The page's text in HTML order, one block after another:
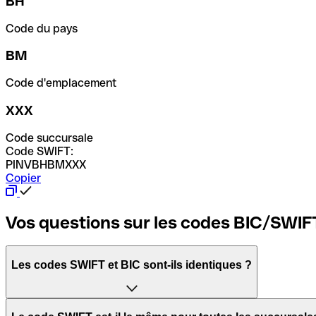
Code du pays
BM
Code d'emplacement
XXX
Code succursale
Code SWIFT:
PINVBHBMXXX
Copier
Vos questions sur les codes BIC/
Les codes SWIFT et BIC sont-ils identiques ?